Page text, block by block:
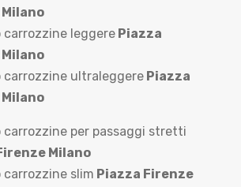
carrozzine leggere Piazza
carrozzine ultraleggere Piazza
carrozzine per passaggi stretti
Milano
carrozzine slim Piazza Firenze